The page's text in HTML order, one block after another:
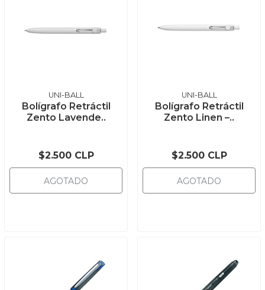
UNI-BALL
Bolígrafo Retráctil
Zento Lavende..
$2.500 CLP
AGOTADO
UNI-BALL
Bolígrafo Retráctil
Zento Linen –..
$2.500 CLP
AGOTADO